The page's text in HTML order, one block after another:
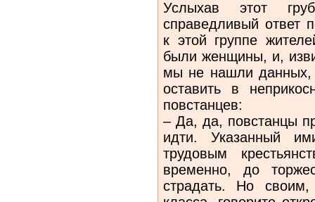
Услыхав этот
справедливый ответ
к этой группе
были женщины, и,
мы не нашли данных,
оставить в
повстанцев:
– Да, да, повстанцы
идти. Указанный
трудовым
временно, до
страдать. Но